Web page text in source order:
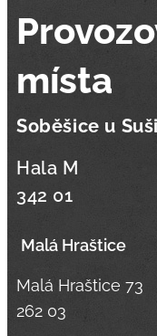
místa
Soběšice u
Hala M
342 01
Malá Hraštice
Malá Hraštice 73
262 03